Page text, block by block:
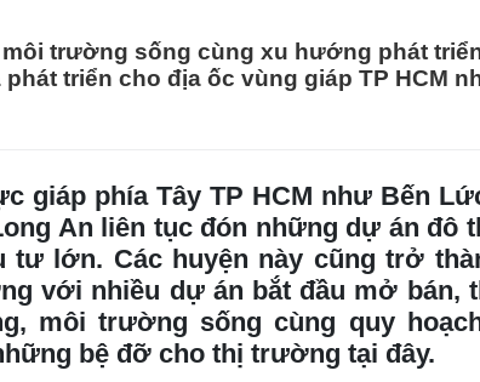
môi trường sống cùng xu hướng phát
triển cho địa ốc vùng giáp TP HCM
giáp phía Tây TP HCM như Bến
An liên tục đón những dự án đô
tư lớn. Các huyện này cũng trở
với nhiều dự án bắt đầu mở bán,
môi trường sống cùng quy
bệ đỡ cho thị trường tại đây.